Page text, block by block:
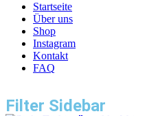
Startseite
Über uns
Shop
Instagram
Kontakt
FAQ
Filter Sidebar